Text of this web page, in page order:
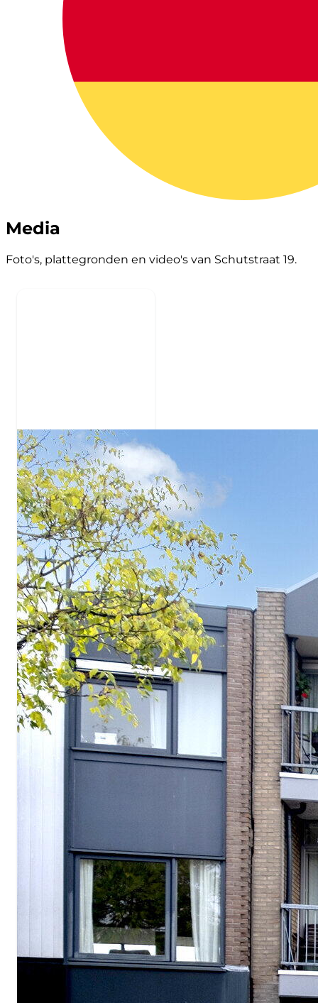
Media
Foto's, plattegronden en video's van Schutstraat 19.